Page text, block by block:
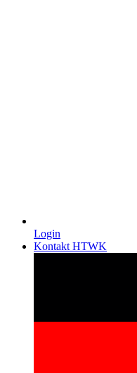
Login
Kontakt HTWK